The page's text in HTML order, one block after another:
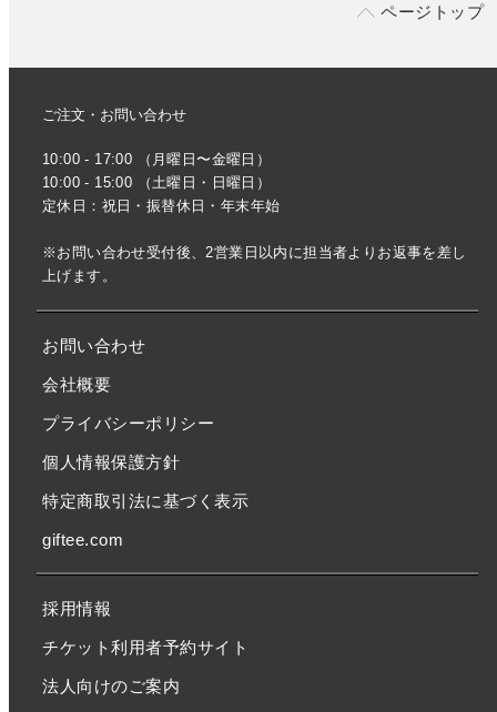
ページトップ
ご注文・お問い合わせ
10:00 - 17:00 （月曜日〜金曜日）
10:00 - 15:00 （土曜日・日曜日）
定休日：祝日・振替休日・年末年始
※お問い合わせ受付後、2営業日以内に担当者よりお返事を差し
上げます。
お問い合わせ
会社概要
プライバシーポリシー
個人情報保護方針
特定商取引法に基づく表示
giftee.com
採用情報
チケット利用者予約サイト
法人向けのご案内